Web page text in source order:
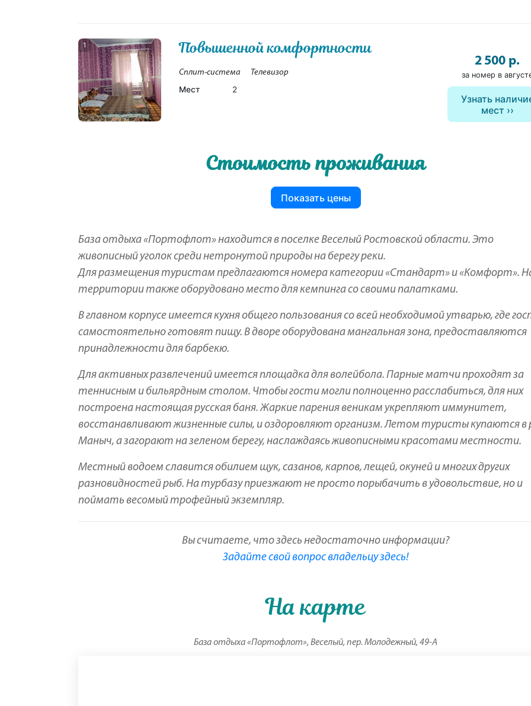
1 Повышенной комфортности
Сплит-система Телевизор
Мест 2
2 500 р.
за номер в
Узнать
мест
Стоимость проживания
Показать цены
База отдыха «Портофлот» находится в поселке Веселый Ростовской области. Это
живописный уголок среди нетронутой природы на берегу реки.
Для размещения туристам предлагаются номера категории «Стандарт» и «Комфорт».
территории также оборудовано место для кемпинга со своими палатками.
В главном корпусе имеется кухня общего пользования со всей необходимой утварью, где
самостоятельно готовят пищу. В дворе оборудована мангальная зона, предоставляются
принадлежности для барбекю.
Для активных развлечений имеется площадка для волейбола. Парные матчи проходят за
теннисным и бильярдным столом. Чтобы гости могли полноценно расслабиться, для них
построена настоящая русская баня. Жаркие парения веникам укрепляют иммунитет,
восстанавливают жизненные силы, и оздоровляют организм. Летом туристы купаются в
Маныч, а загорают на зеленом берегу, наслаждаясь живописными красотами местности.
Местный водоем славится обилием щук, сазанов, карпов, лещей, окуней и многих других
разновидностей рыб. На турбазу приезжают не просто порыбачить в удовольствие, но и
поймать весомый трофейный экземпляр.
Вы считаете, что здесь недостаточно информации?
Задайте свой вопрос владельцу здесь!
На карте
База отдыха «Портофлот», Веселый, пер. Молодежный, 49-А